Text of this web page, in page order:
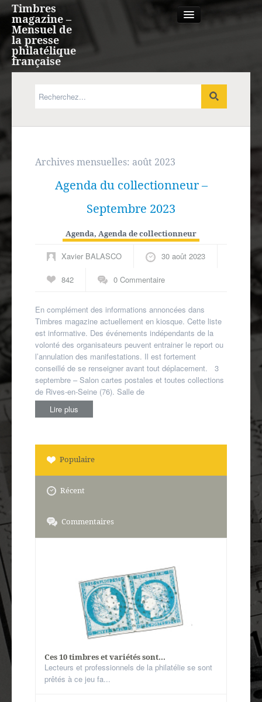
Timbres
magazine –
Mensuel de
la presse
philatélique
française
Expression française
Autres spécialités
Archives mensuelles: août 2023
Agenda du collectionneur –
Septembre 2023
Agenda, Agenda de collectionneur
Xavier BALASCO 30 août 2023
842 0 Commentaire
En complément des informations annoncées dans
Timbres magazine actuellement en kiosque. Cette liste
est informative. Des événements indépendants de la
volonté des organisateurs peuvent entrainer le report ou
l’annulation des manifestations. Il est fortement
conseillé de se renseigner avant tout déplacement. 3
septembre – Salon cartes postales et toutes collections
de Rives-en-Seine (76). Salle de
Lire plus
Populaire
Récent
Commentaires
Ces 10 timbres et variétés sont...
Lecteurs et professionnels de la philatélie se sont
prêtés à ce jeu fa...